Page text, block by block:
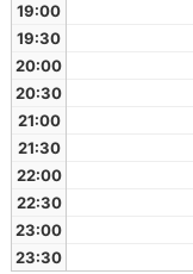
19:00
19:30
20:00
20:30
21:00
21:30
22:00
22:30
23:00
23:30